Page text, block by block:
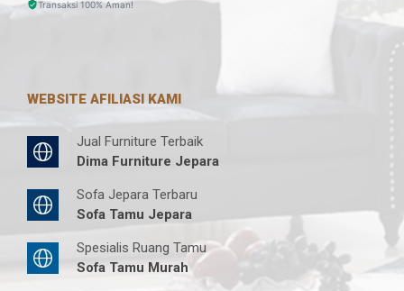
Transaksi 100% Aman!
WEBSITE AFILIASI KAMI
Jual Furniture Terbaik
Dima Furniture Jepara
Sofa Jepara Terbaru
Sofa Tamu Jepara
Spesialis Ruang Tamu
Sofa Tamu Murah